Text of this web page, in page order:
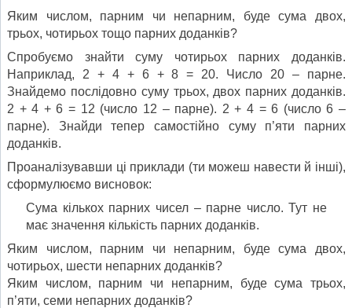
Яким числом, парним чи непарним, буде сума двох,
трьох, чотирьох тощо парних доданків?
Спробуємо знайти суму чотирьох парних доданків.
Наприклад, 2 + 4 + 6 + 8 = 20. Число 20 – парне.
Знайдемо послідовно суму трьох, двох парних доданків.
2 + 4 + 6 = 12 (число 12 – парне). 2 + 4 = 6 (число 6 –
парне). Знайди тепер самостійно суму п’яти парних
доданків.
Проаналізувавши ці приклади (ти можеш навести й інші),
сфор­мулюємо висновок:
Сума кількох парних чисел – парне число. Тут не
має значення кількість парних доданків.
Яким числом, парним чи непарним, буде сума двох,
чотирьох, шести непарних доданків?
Яким числом, парним чи непарним, буде сума трьох,
п’яти, семи непарних доданків?